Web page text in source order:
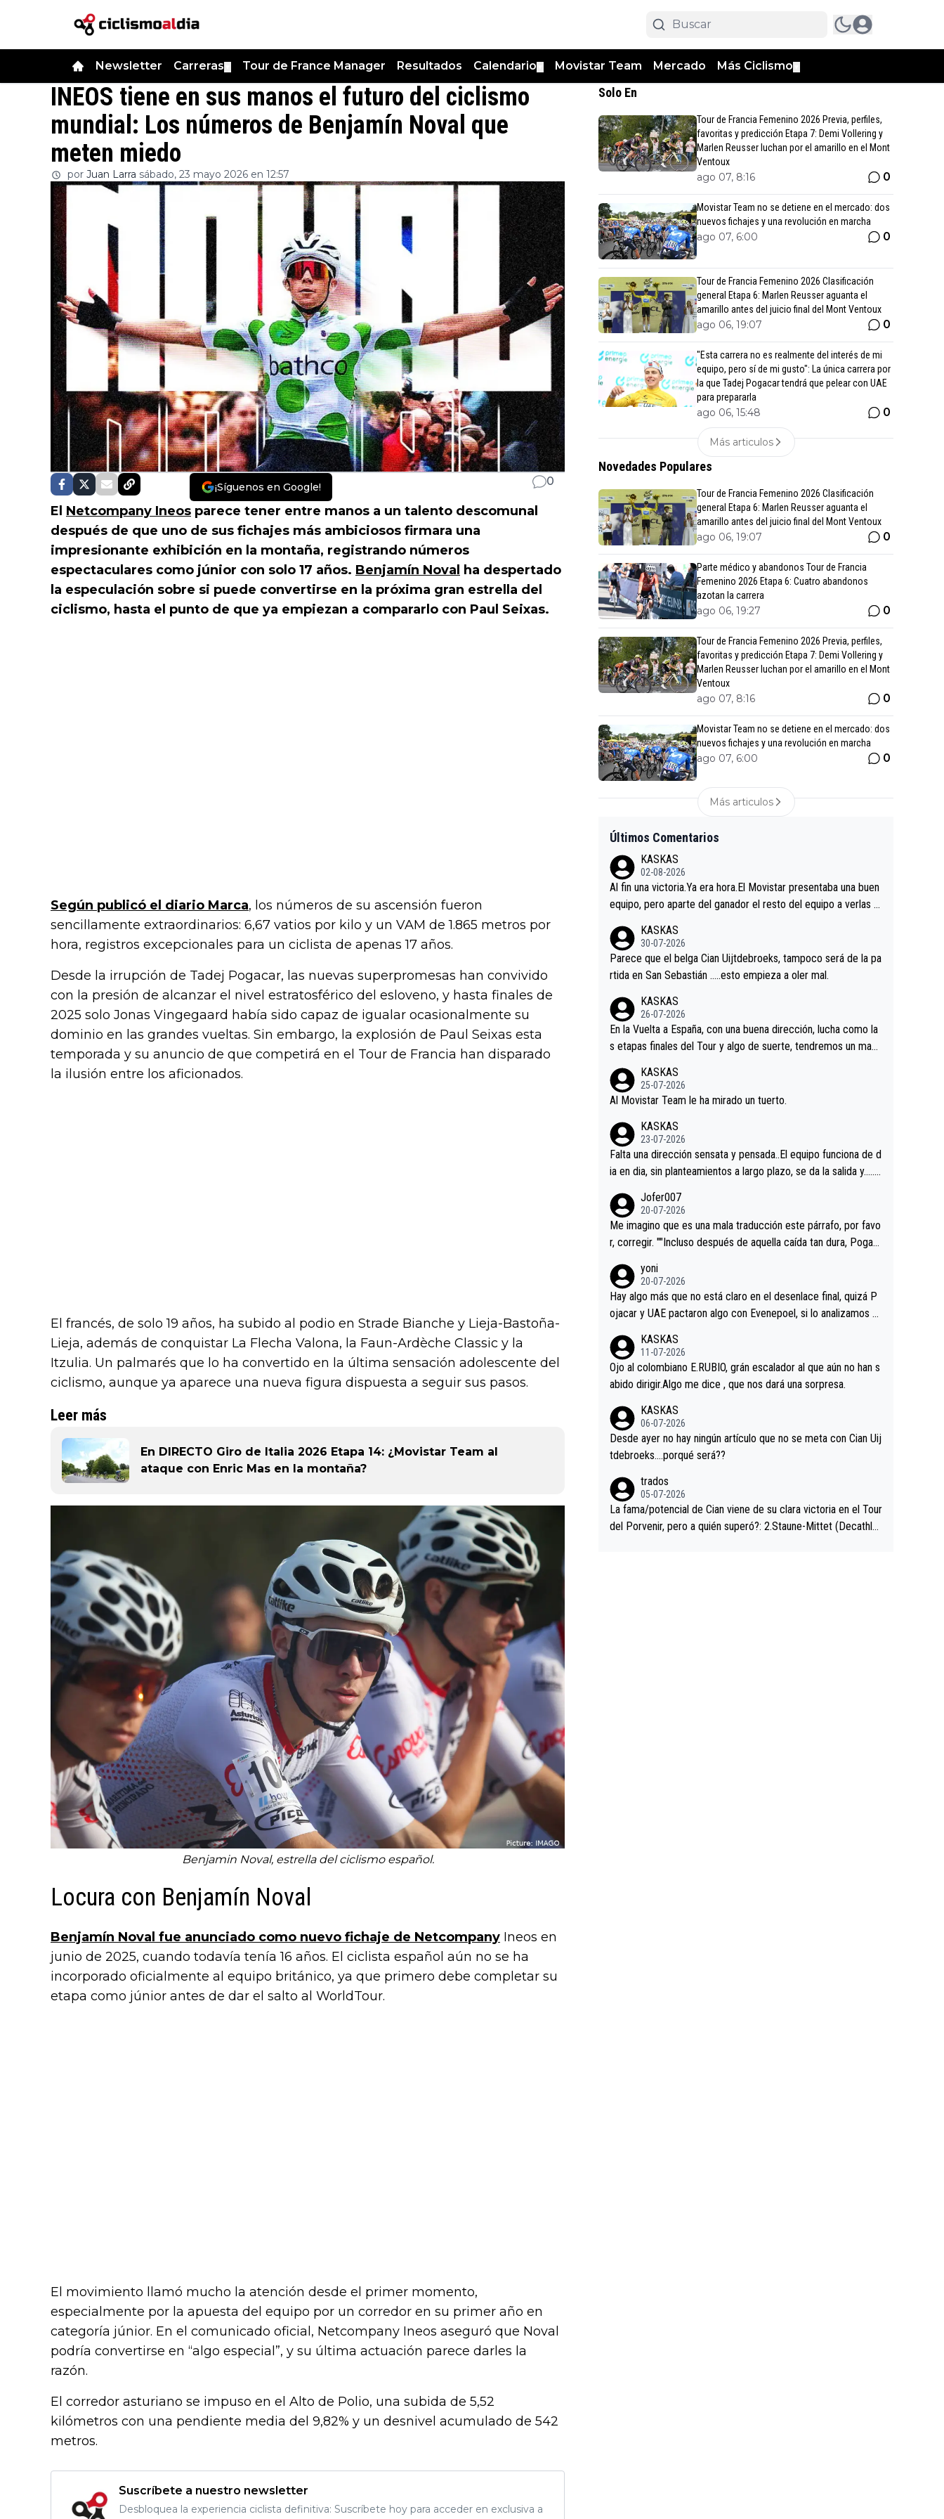
Newsletter Carreras Tour de France Manager Resultados Calendario Movistar Team Mercado Más Ciclismo
INEOS tiene en sus manos el futuro del ciclismo
mundial: Los números de Benjamín Noval que
meten miedo
por Juan Larra sábado, 23 mayo 2026 en 12:57
¡Síguenos en Google! 0
El Netcompany Ineos parece tener entre manos a un talento descomunal
después de que uno de sus fichajes más ambiciosos firmara una
impresionante exhibición en la montaña, registrando números
espectaculares como júnior con solo 17 años. Benjamín Noval
ha despertado
la especulación sobre si puede convertirse en la próxima gran estrella del
ciclismo, hasta el punto de que ya empiezan a compararlo con Paul Seixas.
Según publicó el diario Marca, los números de su ascensión fueron
sencillamente extraordinarios: 6,67 vatios por kilo y un VAM de 1.865 metros por
hora, registros excepcionales para un ciclista de apenas 17 años.
Desde la irrupción de Tadej Pogacar, las nuevas superpromesas han convivido
con la presión de alcanzar el nivel estratosférico del esloveno, y hasta finales de
2025 solo Jonas Vingegaard había sido capaz de igualar ocasionalmente su
dominio en las grandes vueltas. Sin embargo, la explosión de Paul Seixas esta
temporada y su anuncio de que competirá en el Tour de Francia han disparado
la ilusión entre los aficionados.
El francés, de solo 19 años, ha subido al podio en Strade Bianche y Lieja-Bastoña-
Lieja, además de conquistar La Flecha Valona, la Faun-Ardèche Classic y la
Itzulia. Un palmarés que lo ha convertido en la última sensación adolescente del
ciclismo, aunque ya aparece una nueva figura dispuesta a seguir sus pasos.
Leer más
En DIRECTO Giro de Italia 2026 Etapa 14: ¿Movistar Team al
ataque con Enric Mas en la montaña?
Benjamin Noval, estrella del ciclismo español.
Locura con Benjamín Noval
Benjamín Noval fue anunciado como nuevo fichaje de Netcompany Ineos en
junio de 2025, cuando todavía tenía 16 años. El ciclista español aún no se ha
incorporado oficialmente al equipo británico, ya que primero debe completar su
etapa como júnior antes de dar el salto al WorldTour.
El movimiento llamó mucho la atención desde el primer momento,
especialmente por la apuesta del equipo por un corredor en su primer año en
categoría júnior. En el comunicado oficial, Netcompany Ineos aseguró que Noval
podría convertirse en “algo especial”, y su última actuación parece darles la
razón.
El corredor asturiano se impuso en el Alto de Polio, una subida de 5,52
kilómetros con una pendiente media del 9,82% y un desnivel acumulado de 542
metros.
Suscríbete a nuestro newsletter
Desbloquea la experiencia ciclista definitiva: Suscríbete hoy para acceder en exclusiva a
Solo En
Tour de Francia Femenino 2026 Previa, perfiles,
favoritas y predicción Etapa 7: Demi Vollering y
Marlen Reusser luchan por el amarillo en el Mont
Ventoux
ago 07, 8:16 0
Movistar Team no se detiene en el mercado: dos
nuevos fichajes y una revolución en marcha
ago 07, 6:00 0
Tour de Francia Femenino 2026 Clasificación
general Etapa 6: Marlen Reusser aguanta el
amarillo antes del juicio final del Mont Ventoux
ago 06, 19:07 0
"Esta carrera no es realmente del interés de mi
equipo, pero sí de mi gusto": La única carrera por
la que Tadej Pogacar tendrá que pelear con UAE
para prepararla
ago 06, 15:48 0
Más articulos
Novedades Populares
Tour de Francia Femenino 2026 Clasificación
general Etapa 6: Marlen Reusser aguanta el
amarillo antes del juicio final del Mont Ventoux
ago 06, 19:07 0
Parte médico y abandonos Tour de Francia
Femenino 2026 Etapa 6: Cuatro abandonos
azotan la carrera
ago 06, 19:27 0
Tour de Francia Femenino 2026 Previa, perfiles,
favoritas y predicción Etapa 7: Demi Vollering y
Marlen Reusser luchan por el amarillo en el Mont
Ventoux
ago 07, 8:16 0
Movistar Team no se detiene en el mercado: dos
nuevos fichajes y una revolución en marcha
ago 07, 6:00 0
Más articulos
Últimos Comentarios
KASKAS
02-08-2026
Al fin una victoria.Ya era hora.El Movistar presentaba una buen
equipo, pero aparte del ganador el resto del equipo a verlas v
es.La única buena noticia es la mejoría de Enric Más en San S
ebastian.Si en la Vuelta a Burgos sigue la mejoría, podríamos t
ener alguna sorpresa en la Vuelta.Ojalá.
KASKAS
30-07-2026
Parece que el belga Cian Uijtdebroeks, tampoco será de la pa
rtida en San Sebastián …..esto empieza a oler mal.
KASKAS
26-07-2026
En la Vuelta a España, con una buena dirección, lucha como la
s etapas finales del Tour y algo de suerte, tendremos un magn
KASKAS
25-07-2026
Al Movistar Team le ha mirado un tuerto.
KASKAS
23-07-2026
Falta una dirección sensata y pensada..El equipo funciona de d
ia en dia, sin planteamientos a largo plazo, se da la salida y…..v
a, Minguez, Velez etc etc.Me da pena vivir estos momentos t
an tristes sin victorias.
Jofer007
20-07-2026
Me imagino que es una mala traducción este párrafo, por favo
r, corregir. ""Incluso después de aquella caída tan dura, Pogac
rd permaneció pegado a su rueda. Parecía increíble la forma
en la que era capaz de controlar el miedo", recordó."
yoni
20-07-2026
Hay algo más que no está claro en el desenlace final, quizá P
ojacar y UAE pactaron algo con Evenepoel, si lo analizamos P
casi sin pedalear, luego está el saludo con Evenepoel dándose
la mano de una manera muy fraternal, más allá de los típicos t
oques en el hombro con que saludaba a Vingegard. Ahí hubo u
o aprieta, a ver si por querer poner a Del Toro con calzador e
n posición de podio UAE y Pojacar se van complicar el tour.
KASKAS
11-07-2026
Ojo al colombiano E.RUBIO, grán escalador al que aún no han s
abido dirigir.Algo me dice , que nos dará una sorpresa.
KASKAS
06-07-2026
Desde ayer no hay ningún artículo que no se meta con Cian Uij
tdebroeks….porqué será??
trados
05-07-2026
La fama/potencial de Cian viene de su clara victoria en el Tour
del Porvenir, pero a quién superó?: 2.Staune-Mittet (Decathlo